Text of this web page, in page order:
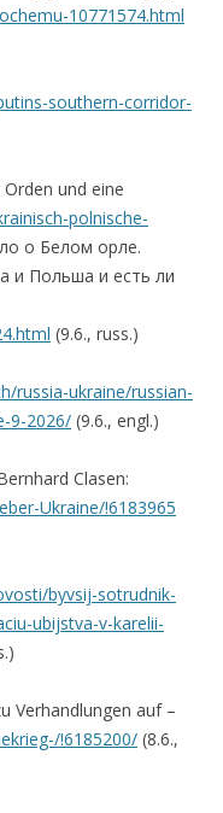
10771574.html
southern-corridor-
und eine
polnische-
о Белом орле.
и Польша и есть ли
(9.6., russ.)
russia-ukraine/russian-
9-2026/ (9.6., engl.)
Clasen:
Ukraine/!6183965
byvsij-sotrudnik-
ubijstva-v-karelii-
Verhandlungen auf –
!6185200/ (8.6.,